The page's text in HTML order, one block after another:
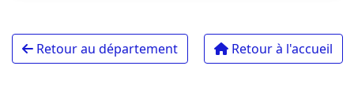
Retour au département Retour à l'accueil